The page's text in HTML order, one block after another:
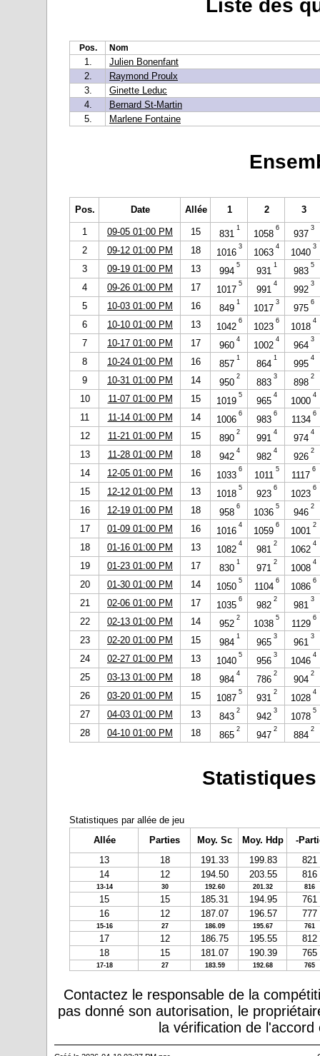
Liste des
Pos. Nom
1.
Julien Bonenfant
2.
Raymond Proulx
3.
Ginette Leduc
4.
Bernard St-Martin
5.
Marlene Fontaine
Pos. Date Allée 1 2 3
1 09-05 01:00 PM 15 831
1
1058
6
937
3
2 09-12 01:00 PM 18 1016
3
1063
4
1040
3
3 09-19 01:00 PM 13 994
5
931
1
983
5
4 09-26 01:00 PM 17 1017
5
991
4
992
3
5 10-03 01:00 PM 16 849
1
1017
3
975
6
6 10-10 01:00 PM 13 1042
6
1023
6
1018
4
7 10-17 01:00 PM 17 960
4
1002
4
964
3
8 10-24 01:00 PM 16 857
1
864
1
995
4
9 10-31 01:00 PM 14 950
2
883
3
898
2
10 11-07 01:00 PM 15 1019
5
965
4
1000
4
11 11-14 01:00 PM 14 1006
6
983
6
1134
6
12 11-21 01:00 PM 15 890
2
991
4
974
4
13 11-28 01:00 PM 18 942
4
982
4
926
2
14 12-05 01:00 PM 16 1033
6
1011
5
1117
6
15 12-12 01:00 PM 13 1018
5
923
6
1023
6
16 12-19 01:00 PM 18 958
6
1036
5
946
2
17 01-09 01:00 PM 16 1016
4
1059
6
1001
2
18 01-16 01:00 PM 13 1082
4
981
2
1062
4
19 01-23 01:00 PM 17 830
1
971
2
1008
4
20 01-30 01:00 PM 14 1050
5
1104
6
1086
6
21 02-06 01:00 PM 17 1035
6
982
2
981
3
22 02-13 01:00 PM 14 952
2
1038
5
1129
6
23 02-20 01:00 PM 15 984
1
965
3
961
3
24 02-27 01:00 PM 13 1040
5
956
3
1046
4
25 03-13 01:00 PM 18 984
4
786
2
904
2
26 03-20 01:00 PM 15 1087
5
931
2
1028
4
27 04-03 01:00 PM 13 843
2
942
3
1078
5
28 04-10 01:00 PM 18 865
2
947
2
884
2
Statistiques par allée de jeu
Allée
Parties Moy. Sc Moy. Hdp
-
13
18 191.33 199.83
821
14
12 194.50 203.55 816
13-14 30 192.60 201.32 816
15 15 185.31 194.95
761
16
12 187.07 196.57 777
15-16 27 186.09 195.67 761
17 12 186.75 195.55
812
18
15 181.07 190.39 765
17-18 27 183.59 192.68 765
Contactez le responsable de la
pas donné son autorisation, le
la vérification de